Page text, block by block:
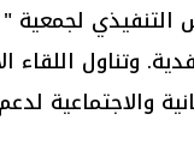
وتناول اللقاء
والاجتماعية